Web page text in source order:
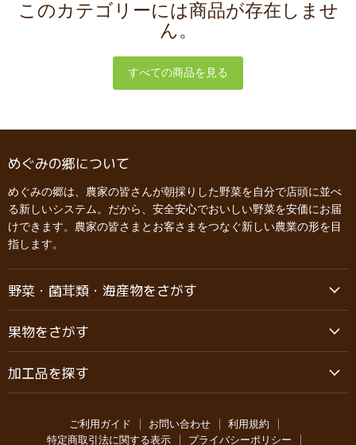
このカテゴリーには商品が存在しませ
ん。
すべての商品を見る
めぐみの郷について
めぐみの郷は、農家の皆さんが朝採りした野菜を自分で店頭に並べ
る新しいシステム。だから、安全安心でおいしい野菜を安価にお届
けできます。農家の皆さまとお客さまをつなぐ新しい農業の形を目
指します。
野菜・菌茸類・海産物をさがす
果物をさがす
加工品を探す
ご利用ガイド お問い合わせ
利用規約
特定商取引法に関する表示
プライバシーポリシー